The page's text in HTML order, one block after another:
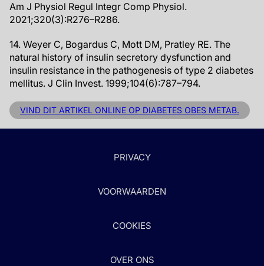
Am J Physiol Regul Integr Comp Physiol.
2021;320(3):R276–R286.
14. Weyer C, Bogardus C, Mott DM, Pratley RE. The
natural history of insulin secretory dysfunction and
insulin resistance in the pathogenesis of type 2 diabetes
mellitus. J Clin Invest. 1999;104(6):787–794.
VIND DIT ARTIKEL ONLINE OP DIABETES OBES METAB.
PRIVACY
VOORWAARDEN
COOKIES
OVER ONS